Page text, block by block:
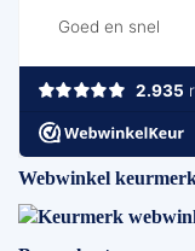
Webwinkel